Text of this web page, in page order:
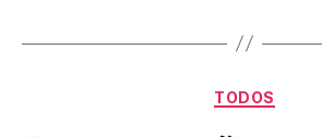
TODOS